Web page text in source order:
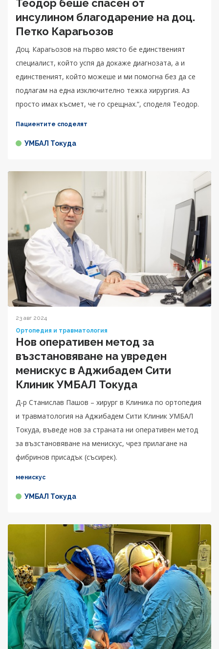
Теодор беше спасен от
инсулином благодарение на доц.
Петко Карагьозов
Доц. Карагьозов на първо място бе единственият
специалист, който успя да докаже диагнозата, а и
единственият, който можеше и ми помогна без да се
подлагам на една изключително тежка хирургия. Аз
просто имах късмет, че го срещнах.“, споделя Теодор.
Пациентите споделят
УМБАЛ Токуда
23 авг 2024
Ортопедия и травматология
Нов оперативен метод за
възстановяване на увреден
менискус в Аджибадем Сити
Клиник УМБАЛ Токуда
Д-р Станислав Пашов – хирург в Kлиника по ортопедия
и травматология на Аджибадем Сити Клиник УМБАЛ
Токуда, въведе нов за страната ни оперативен метод
за възстановяване на менискус, чрез прилагане на
фибринов присадък (съсирек).
менискус
УМБАЛ Токуда